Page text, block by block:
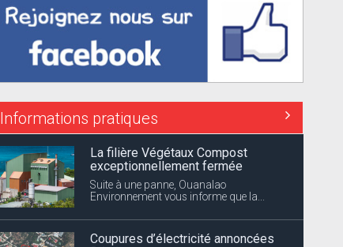
Informations pratiques
La filière Végétaux Compost
exceptionnellement fermée
Suite à une panne, Ouanalao
Environnement vous informe que la...
Coupures d’électricité annoncées